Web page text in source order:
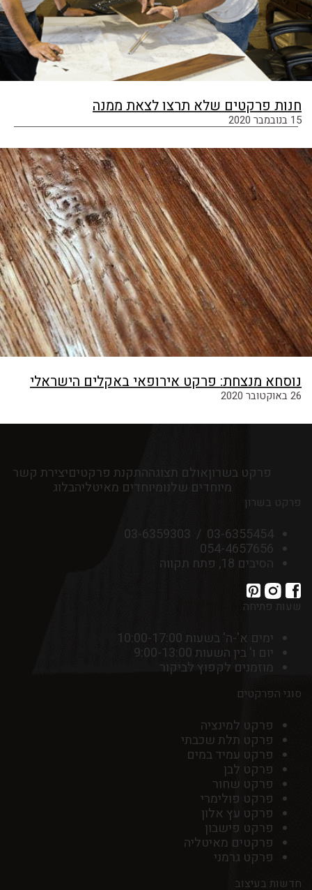
חנות פרקטים שלא תרצו לצאת ממנה
15 בנובמבר 2020
נוסחא מנצחת: פרקט אירופאי באקלים הישראלי
26 באוקטובר 2020
פרקט בשרוןאולם תצוגההתקנת פרקטיםיצירת קשר
מיוחדים שלנומיוחדים מאיטליהבלוג
פרקט בשרון
03-6355454
/
03-6359303
054-4657656
הסיבים 18, פתח תקווה
שעות פתיחה
ימים א'-ה' בשעות 10:00-17:00
יום ו' בין השעות 9:00-13:00
מוזמנים לקפוץ לביקור
סוגי הפרקטים
פרקט למינציה
פרקט תלת שכבתי
פרקט עמיד במים
פרקט לבן
פרקט שחור
פרקט פולימרי
פרקט עץ אלון
פרקט פישבון
פרקטים מאיטליה
פרקט גרמני
חדשות בעיצוב